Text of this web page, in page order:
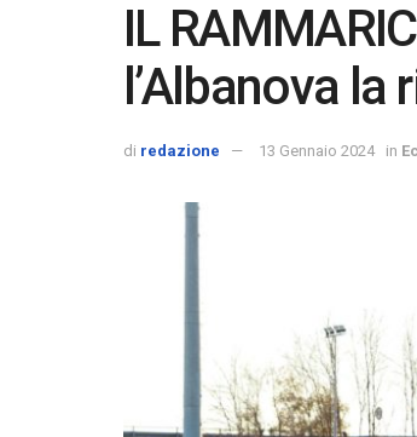
IL
l’Albanova
di redazione 13 Gennaio 2024 in